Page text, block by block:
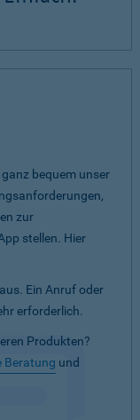
bequem unser
zur
stellen. Hier
aus. Ein Anruf oder
erforderlich.
Produkten?
Beratung und